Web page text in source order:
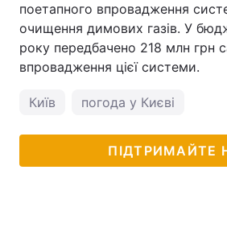
поетапного впровадження
очищення димових газів. У
року передбачено 218 млн грн
впровадження цієї системи.
Київ погода у Києві
ПІДТРИМАЙТЕ